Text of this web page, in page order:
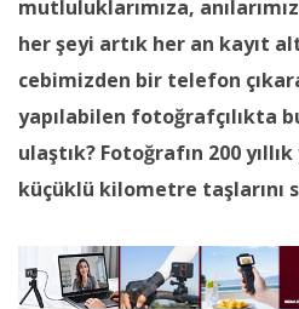
mutluluklarımıza,
her şeyi artık her an kayıt
cebimizden bir telefon
yapılabilen fotoğrafçılıkta
ulaştık? Fotoğrafın 200
küçüklü kilometre taşlarını